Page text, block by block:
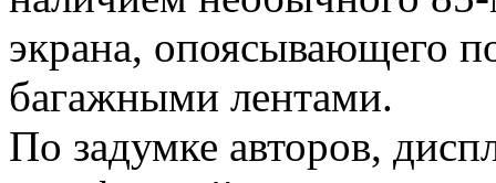
экрана, опоясывающего
багажными лентами.
По задумке авторов,